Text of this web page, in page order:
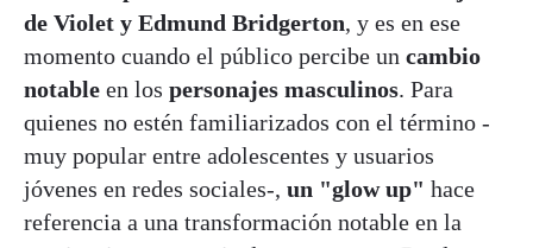
de Violet y Edmund Bridgerton, y es en ese
momento cuando el público percibe un cambio
notable en los personajes masculinos. Para
quienes no estén familiarizados con el término -
muy popular entre adolescentes y usuarios
jóvenes en redes sociales-, un "glow up" hace
referencia a una transformación notable en la